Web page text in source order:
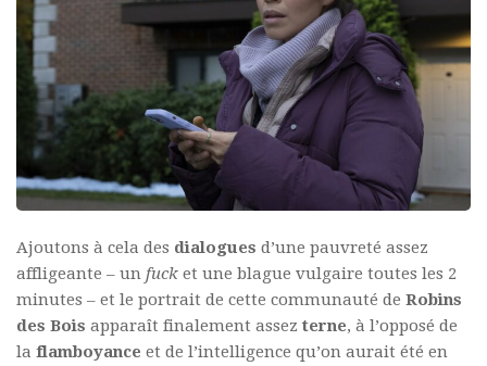
Ajoutons à cela des dialogues d’une pauvreté assez
affligeante – un fuck et une blague vulgaire toutes les 2
minutes – et le portrait de cette communauté de Robins
des Bois apparaît finalement assez terne, à l’opposé de
la flamboyance et de l’intelligence qu’on aurait été en